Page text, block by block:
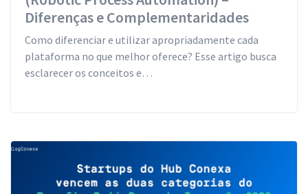
Diferenças e Complementaridades
Como diferenciar e utilizar apropriadamente cada
plataforma no que melhor oferece? Esse artigo busca
esclarecer os conceitos e…